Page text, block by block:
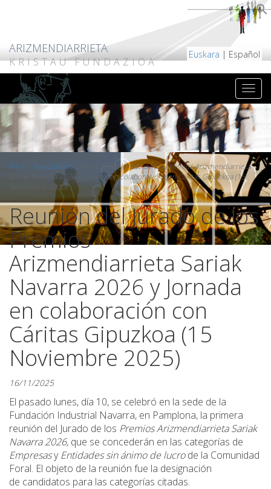
ARIZMENDIARRIETA
KRISTAU FUNDAZIOA
Euskara | Español
Inicio/ Newsletters/
Reunión del Jurado de los Premios Arizmendiarrieta
Sariak Navarra 2026 y Jornada en colaboración con Cáritas Gipuzkoa (15
Noviembre 2025)
Reunión del Jurado de los
Premios
Arizmendiarrieta Sariak
Navarra 2026 y Jornada
en colaboración con
Cáritas Gipuzkoa (15
Noviembre 2025)
16/11/2025
El pasado lunes, día 10, se celebró en la sede de la
Fundación Industrial Navarra, en Pamplona, la primera
reunión del Jurado de los Premios Arizmendiarrieta Sariak
Navarra 2026, que se concederán en las categorías de
EmpresasyEntidades sin ánimo de lucrode la Comunidad
Foral. El objeto de la reunión fue la designación
de candidatos para las categorías citadas.